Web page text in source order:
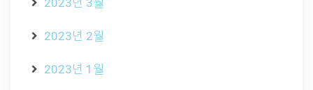
2023년 3월
2023년 2월
2023년 1월